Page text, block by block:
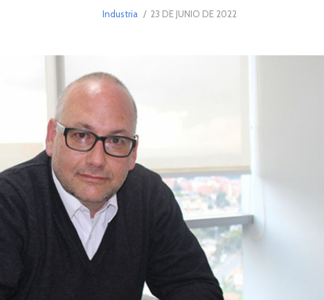
Industria
POSTED
23 DE JUNIO DE 2022